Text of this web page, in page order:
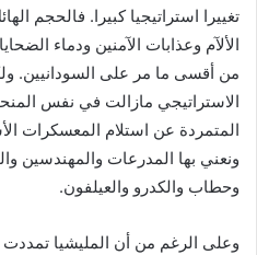
تغييرا استراتيجيا كبيرا. فالحجم
الألآم وعذابات الآمنين ودماء
من أقسى ما مر على السودانيين.
الاستراتيجي مازالت في نفس
المتمردة عن استلام المعسكرات
ونعني بها المدرعات والمهندسين
وحطاب والكدرو والعيلفون.
وعلى الرغم من أن المليشيا